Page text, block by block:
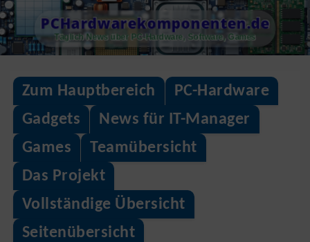
Skip
to
content
PCHardwarekomponenten.de
Täglich News über PC-Hardware, Software, Games
Zum Hauptbereich
PC-Hardware
Gadgets
News für IT-Manager
Games
Teamübersicht
Das Projekt
Vollständige Übersicht
Seitenübersicht